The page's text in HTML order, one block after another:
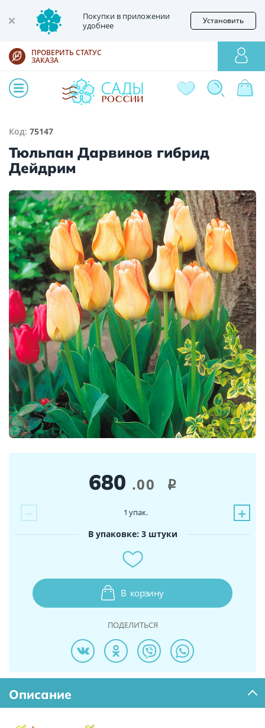
Покупки в приложении
удобнее
Установить
ПРОВЕРИТЬ СТАТУС
ЗАКАЗА
Код: 75147
Тюльпан Дарвинов гибрид
Дейдрим
680 .00 i
− +
1 упак.
В упаковке: 3 штуки
В корзину
ПОДЕЛИТЬСЯ
Описание